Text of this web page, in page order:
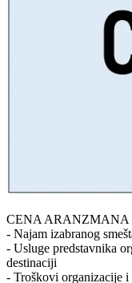
CENA ARANZMANA
- Najam izabranog
- Usluge predstavnika
destinaciji
- Troškovi organizacije i